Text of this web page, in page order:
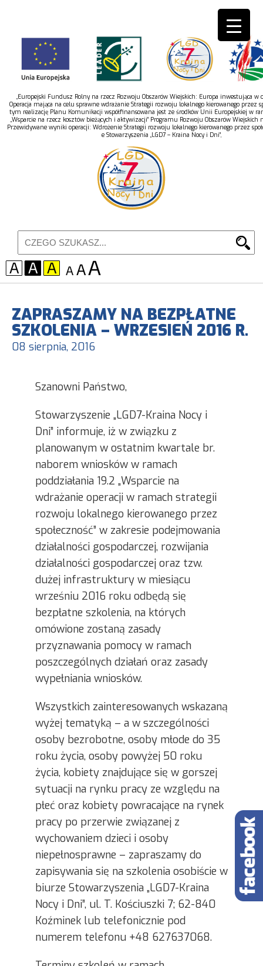
„Europejski Fundusz Rolny na rzecz Rozwoju Obszarów Wiejskich: Europa inwestująca w
Operacja mająca na celu sprawne wdrażanie Strategii rozwoju lokalnego kierowanego przez
tym realizację Planu Komunikacji współfinansowana jest ze środków Unii Europejskiej w
„Wsparcie na rzecz kosztów bieżących i aktywizacji” Programu Rozwoju Obszarów Wiejskich
Przewidywane wyniki operacji: Wdrożenie Strategii rozwoju lokalnego kierowanego przez
e Stowarzyszenia „LGD7 – Kraina Nocy i Dni”,
ZAPRASZAMY NA BEZPŁATNE
SZKOLENIA – WRZESIEŃ 2016 R.
08 sierpnia, 2016
Szanowni Państwo,
Stowarzyszenie „LGD7-Kraina Nocy i
Dni” informuje, iż w związku z
planowanym w ostatnim kwartale br.
naborem wniosków w ramach
poddziałania 19.2 „Wsparcie na
wdrażanie operacji w ramach strategii
rozwoju lokalnego kierowanego przez
społeczność” w zakresie podejmowania
działalności gospodarczej, rozwijania
działalności gospodarczej oraz tzw.
dużej infrastruktury w miesiącu
wrześniu 2016 roku odbędą się
bezpłatne szkolenia, na których
omówione zostaną zasady
przyznawania pomocy w ramach
poszczególnych działań oraz zasady
wypełniania wniosków.
Wszystkich zainteresowanych wskazaną
wyżej tematyką – a w szczególności
osoby bezrobotne, osoby młode do 35
roku życia, osoby powyżej 50 roku
życia, kobiety znajdujące się w gorszej
sytuacji na rynku pracy ze względu na
płeć oraz kobiety powracające na rynek
pracy po przerwie związanej z
wychowaniem dzieci i osoby
niepełnosprawne – zapraszamy do
zapisywania się na szkolenia osobiście w
biurze Stowarzyszenia „LGD7-Kraina
Nocy i Dni”, ul. T. Kościuszki 7; 62-840
Koźminek lub telefonicznie pod
numerem telefonu +48 627637068.